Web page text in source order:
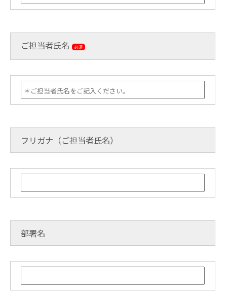
ご担当者氏名 必須
フリガナ（ご担当者氏名）
部署名